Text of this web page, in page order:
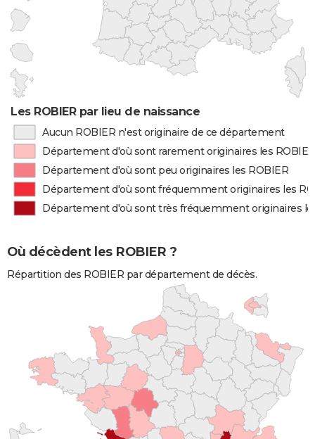
Les ROBIER par lieu de naissance
Aucun ROBIER n'est originaire de ce département
Département d'où sont rarement originaires les ROBIER
Département d'où sont peu originaires les ROBIER
Département d'où sont fréquemment originaires les
Département d'où sont très fréquemment originaires
Où décèdent les ROBIER ?
Répartition des ROBIER par département de décès.